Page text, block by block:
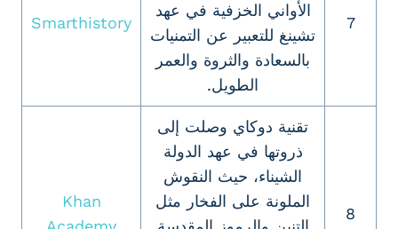
7
الأواني الخزفية في عهد
تشينغ للتعبير عن التمنيات
بالسعادة والثروة والعمر
الطويل.
Smarthistory
8
تقنية دوكاي وصلت إلى
ذروتها في عهد الدولة
الشيناء، حيث النقوش
الملونة على الفخار مثل
Khan